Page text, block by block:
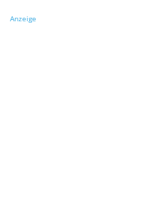
Anzeige